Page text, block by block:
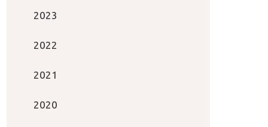
2023
2022
2021
2020